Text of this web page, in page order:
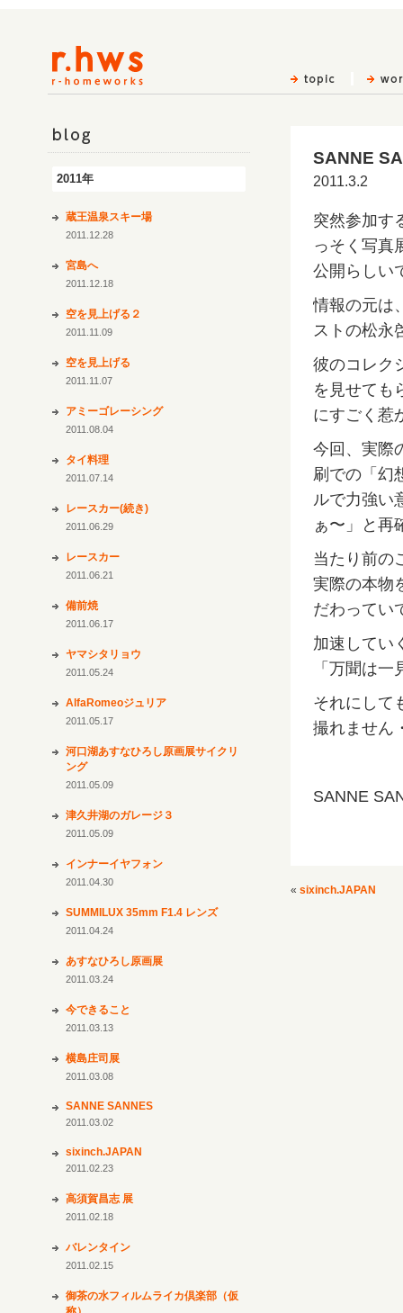
SANNE
2011.3.2
突然参加す
っそく写真
公開らしい
情報の元は
ストの松永
彼のコレク
を見せても
にすごく惹
今回、実際
刷での「幻
ルで力強い
ぁ〜」と再
当たり前の
実際の本物
だわってい
加速してい
「万聞は
それにして
撮れません
SANNE
« sixinch.JAPAN
2011年
蔵王温泉スキー場
2011.12.28
宮島へ
2011.12.18
空を見上げる２
2011.11.09
空を見上げる
2011.11.07
アミーゴレーシング
2011.08.04
タイ料理
2011.07.14
レースカー(続き)
2011.06.29
レースカー
2011.06.21
備前焼
2011.06.17
ヤマシタリョウ
2011.05.24
AlfaRomeoジュリア
2011.05.17
河口湖あすなひろし原画展サイクリ
ング
2011.05.09
津久井湖のガレージ３
2011.05.09
インナーイヤフォン
2011.04.30
SUMMILUX 35mm F1.4 レンズ
2011.04.24
あすなひろし原画展
2011.03.24
今できること
2011.03.13
横島庄司展
2011.03.08
SANNE SANNES
2011.03.02
sixinch.JAPAN
2011.02.23
高須賀昌志 展
2011.02.18
バレンタイン
2011.02.15
御茶の水フィルムライカ倶楽部（仮